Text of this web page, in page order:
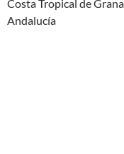
Costa Tropical de
Andalucía